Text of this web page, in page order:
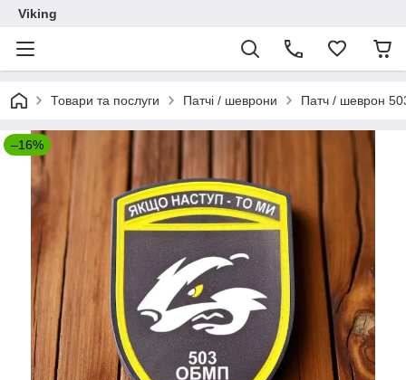
Viking
Товари та послуги Патчі / шеврони Патч / шеврон
–16%